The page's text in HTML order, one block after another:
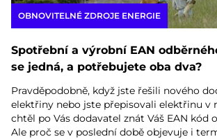
OBNOVITELNÉ ZDROJE ENERGIE
Spotřební a výrobní EAN
se jedná, a potřebujete oba dva?
Pravděpodobně, když jste řešili nového
elektřiny nebo jste přepisovali elektřinu v
chtěl po Vás dodavatel znát Váš EAN kód
Ale proč se v poslední době objevuje i